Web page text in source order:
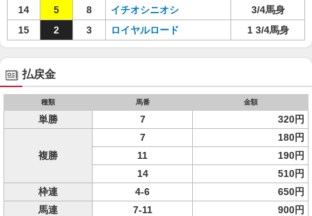
14
5 8 イチオシニオシ
3/4馬身
15
2 3 ロイヤルロード 1 3/4馬身
払戻金
種類 馬番 金額
単勝 7 320円
複勝
7
180円
11
190円
14
510円
枠連
4-6
650円
馬連
7-11 900円